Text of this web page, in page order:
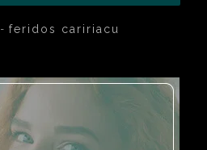
feridos caririacu